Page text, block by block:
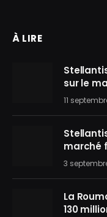
À LIRE
sur le
11
marché
3
La
130